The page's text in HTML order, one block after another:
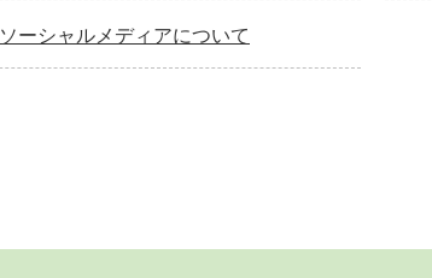
ソーシャルメディアについて